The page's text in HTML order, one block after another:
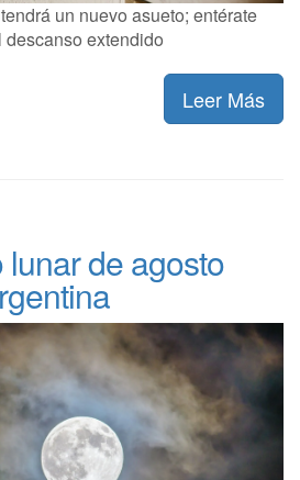
un nuevo asueto; entérate
extendido
Leer Más
de agosto